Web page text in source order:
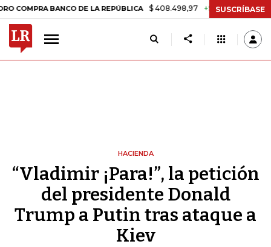
BANCO DE LA REPÚBLICA $ 408.498,97 +$ 8.753,81 +2,19%
SUSCRÍBASE
HACIENDA
“Vladimir ¡Para!”, la petición
del presidente Donald
Trump a Putin tras ataque a
Kiev